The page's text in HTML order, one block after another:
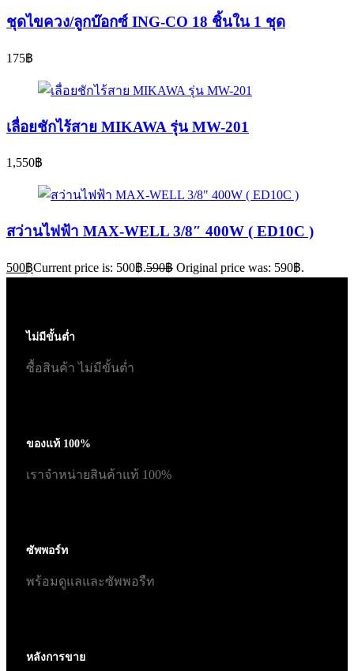
ชุดไขควง/ลูกบ๊อกซ์ ING-CO 18 ชิ้นใน 1 ชุด
175฿
เลื่อยชักไร้สาย MIKAWA รุ่น MW-201
1,550฿
สว่านไฟฟ้า MAX-WELL 3/8″ 400W ( ED10C )
500฿Current price is: 500฿.590฿ Original price was: 590฿.
ไม่มีขั้นต่ำ
ซื้อสินค้า ไม่มีขั้นต่ำ
ของแท้ 100%
เราจำหน่ายสินค้าแท้ 100%
ซัพพอร์ท
พร้อมดูแลและซัพพอรืท
หลังการขาย